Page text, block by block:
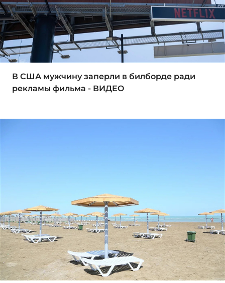
В США мужчину заперли в билборде ради
рекламы фильма - ВИДЕО